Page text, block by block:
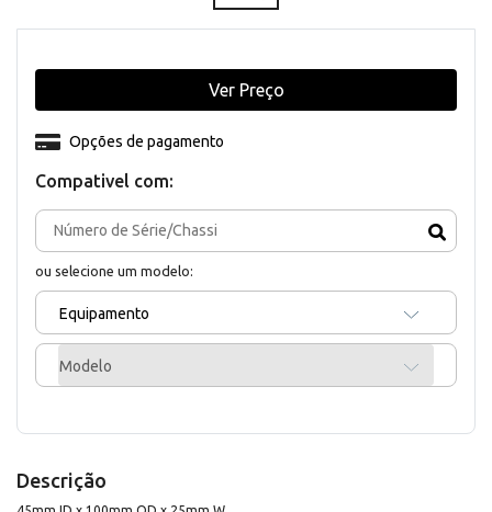
Compativel com:
ou selecione um modelo:
Equipamento
Modelo
Opções de pagamento
Ver Preço
Descrição